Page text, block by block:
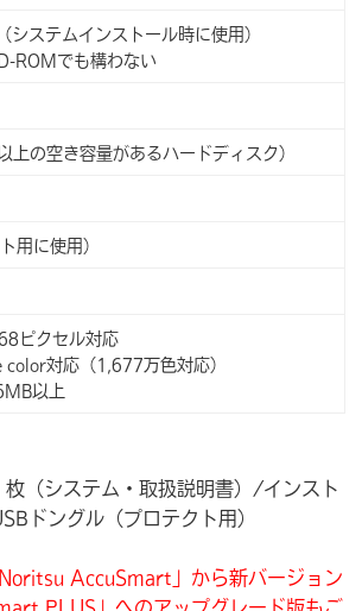
ステムインストール時に使用）
ROMでも構わない
の空き容量があるハードディスク）
用に使用）
ピクセル対応
対応（1,677万色対応）
以上
枚（システム・取扱説明書）/インスト
ドングル（プロテクト用）
AccuSmart」から新バージョン